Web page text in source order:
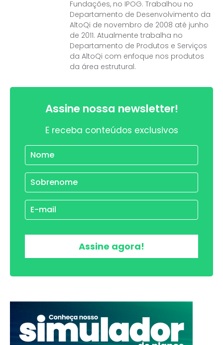
Fundações, no IPOG. Trabalhou no
Departamento de Desenvolvimento da
AltoQi de novembro de 2008 até junho
de 2011. Atualmente trabalha no
Departamento de Produtos e Serviços
da AltoQi com enfoque nos produtos
da área estrutural.
Assine nossa newsletter!
E receba conteúdos exclusivos